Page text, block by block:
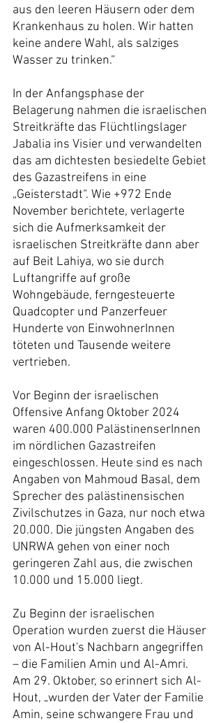
aus den leeren Häusern oder dem
Krankenhaus zu holen. Wir hatten
keine andere Wahl, als salziges
Wasser zu trinken.“
In der Anfangsphase der
Belagerung nahmen die israelischen
Streitkräfte das Flüchtlingslager
Jabalia ins Visier und verwandelten
das am dichtesten besiedelte Gebiet
des Gazastreifens in eine
„Geisterstadt“. Wie +972 Ende
November berichtete, verlagerte
sich die Aufmerksamkeit der
israelischen Streitkräfte dann aber
auf Beit Lahiya, wo sie durch
Luftangriffe auf große
Wohngebäude, ferngesteuerte
Quadcopter und Panzerfeuer
Hunderte von EinwohnerInnen
töteten und Tausende weitere
vertrieben.
Vor Beginn der israelischen
Offensive Anfang Oktober 2024
waren 400.000 PalästinenserInnen
im nördlichen Gazastreifen
eingeschlossen. Heute sind es nach
Angaben von Mahmoud Basal, dem
Sprecher des palästinensischen
Zivilschutzes in Gaza, nur noch etwa
20.000. Die jüngsten Angaben des
UNRWA gehen von einer noch
geringeren Zahl aus, die zwischen
10.000 und 15.000 liegt.
Zu Beginn der israelischen
Operation wurden zuerst die Häuser
von Al-Hout's Nachbarn angegriffen
– die Familien Amin und Al-Amri.
Am 29. Oktober, so erinnert sich Al-
Hout, „wurden der Vater der Familie
Amin, seine schwangere Frau und